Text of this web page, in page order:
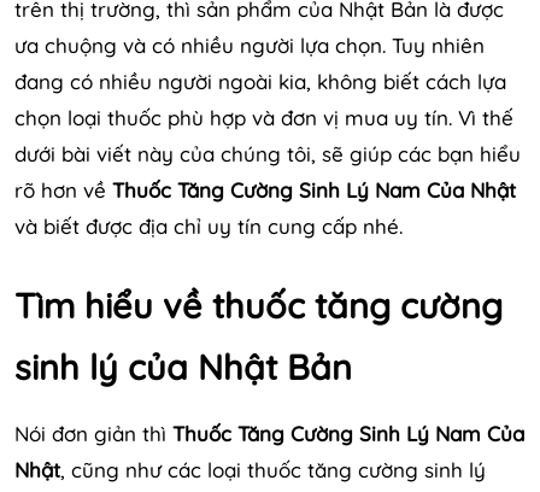
trên thị trường, thì sản phẩm của Nhật Bản là được
ưa chuộng và có nhiều người lựa chọn. Tuy nhiên
đang có nhiều người ngoài kia, không biết cách lựa
chọn loại thuốc phù hợp và đơn vị mua uy tín. Vì thế
dưới bài viết này của chúng tôi, sẽ giúp các bạn hiểu
rõ hơn về Thuốc Tăng Cường Sinh Lý Nam Của Nhật
và biết được địa chỉ uy tín cung cấp nhé.
Tìm hiểu về thuốc tăng cường
sinh lý của Nhật Bản
Nói đơn giản thì Thuốc Tăng Cường Sinh Lý Nam Của
Nhật, cũng như các loại thuốc tăng cường sinh lý